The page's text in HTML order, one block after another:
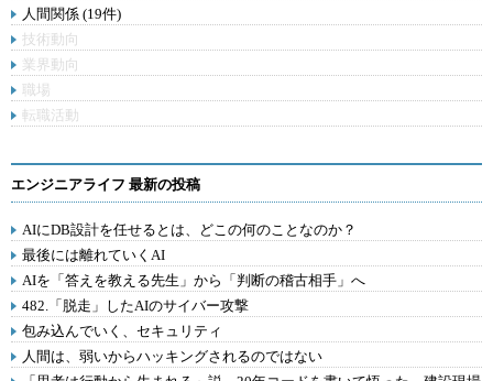
人間関係 (19件)
技術動向
業界動向
職場
転職活動
エンジニアライフ 最新の投稿
AIにDB設計を任せるとは、どこの何のことなのか？
最後には離れていくAI
AIを「答えを教える先生」から「判断の稽古相手」へ
482.「脱走」したAIのサイバー攻撃
包み込んでいく、セキュリティ
人間は、弱いからハッキングされるのではない